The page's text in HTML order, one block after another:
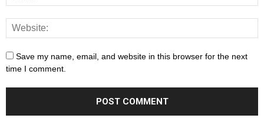
Save my name, email, and website in this browser for the next
time I comment.